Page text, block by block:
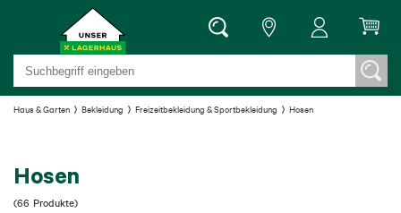
Haus & Garten Bekleidung Freizeitbekleidung & Sportbekleidung Hosen
Hosen
(66 Produkte)